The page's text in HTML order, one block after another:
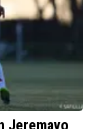
Jeremayo